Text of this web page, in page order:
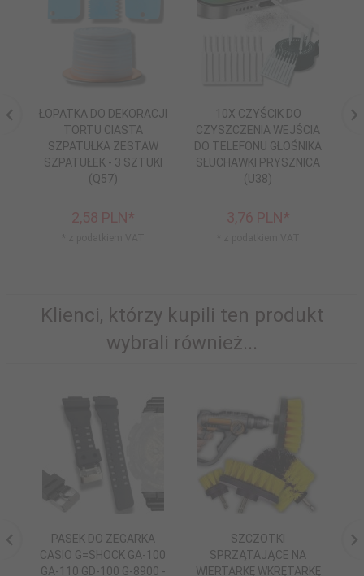
ŁOPATKA DO DEKORACJI
TORTU CIASTA
SZPATUŁKA ZESTAW
SZPATUŁEK - 3 SZTUKI
(Q57)
2,58 PLN*
10X CZYŚCIK DO
CZYSZCZENIA WEJŚCIA
DO TELEFONU GŁOŚNIKA
SŁUCHAWKI PRYSZNICA
(U38)
3,76 PLN*
Klienci, którzy kupili ten produkt
wybrali również...
PASEK DO ZEGARKA
CASIO G=SHOCK GA-100
GA-110 GD-100 G-8900 -
SZCZOTKI
SPRZĄTAJĄCE NA
WIERTARKĘ WKRĘTARKĘ